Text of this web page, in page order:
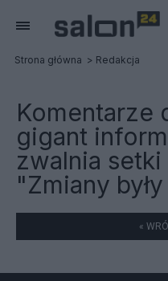
Strona główna Redakcja
Komentarze
gigant
zwalnia
"Zmiany
«